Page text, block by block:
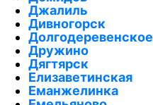
Джалиль
Дивногорск
Долгодеревенское
Дружино
Дягтярск
Елизаветинская
Еманжелинка